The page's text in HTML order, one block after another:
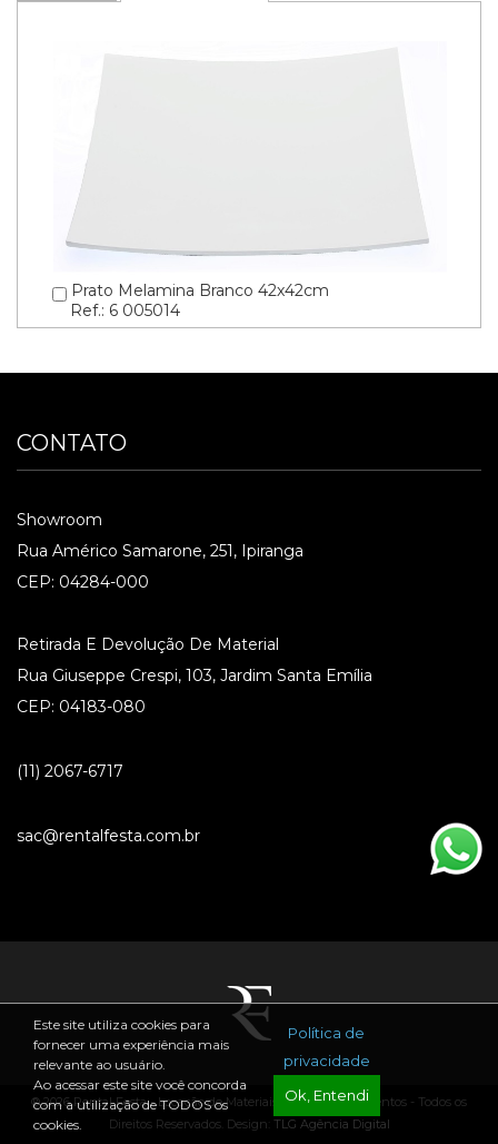
Prato Melamina Branco 42x42cm
Ref.: 6 005014
CONTATO
Showroom
Rua Américo Samarone, 251, Ipiranga
CEP: 04284-000
Retirada E Devolução De Material
Rua Giuseppe Crespi, 103, Jardim Santa Emília
CEP: 04183-080
(11) 2067-6717
sac@rentalfesta.com.br
® 2026 Rental Festa - Locação de Materiais para Festas e Eventos - Todos os
Direitos Reservados. Design: TLG Agência Digital
Este site utiliza cookies para
fornecer uma experiência mais
relevante ao usuário.
Ao acessar este site você concorda
com a utilização de TODOS os
cookies.
Política de
privacidade
Ok, Entendi